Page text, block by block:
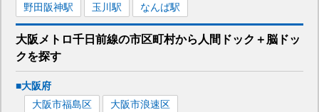
野田阪神駅 玉川 駅 なんば駅
大阪メトロ千日前線の市区町村から 人間ドック＋脳ドッ
クを探す
■大阪府
大阪市福島区
大阪市浪速区